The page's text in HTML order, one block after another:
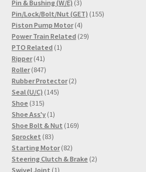
Pin & Bushing (W/E) 33
Produkte
Pin/Lock/Bolt/Nut (GET) 155155
Piston Pump Motor 44
Produkte
Power Train Related 2929
PTO Related 11
Ripper 4141
Produkte
Roller 847847
Produkte
Rubber Protector 22
Seal (U/C) 145145
Shoe 315315
Produkte
Shoe Ass'y 11
Produkt
Shoe Bolt & Nut 169169
Sprocket 8383
Produkte
Starting Motor 8282
Produkte
Steering Clutch & Brake 22
Swivel Joint 11